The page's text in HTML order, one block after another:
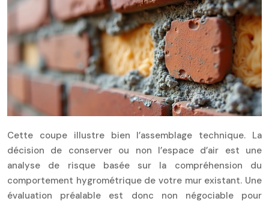
Cette coupe illustre bien l’assemblage technique. La
décision de conserver ou non l’espace d’air est une
analyse de risque basée sur la compréhension du
comportement hygrométrique de votre mur existant. Une
évaluation préalable est donc non négociable pour